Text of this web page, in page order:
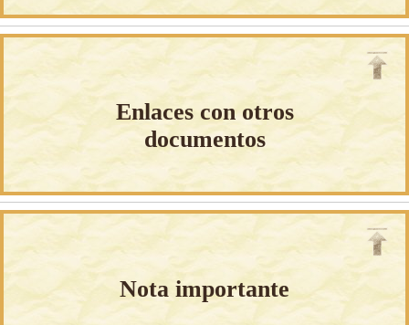
Enlaces con otros
documentos
Nota importante